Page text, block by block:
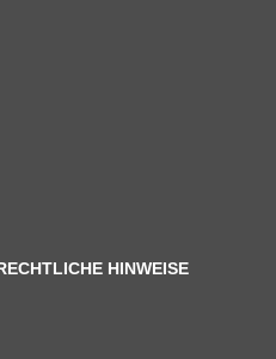
HINWEISE